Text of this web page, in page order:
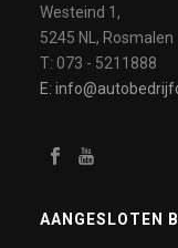
Westeind 1,
5245 NL, Rosmalen
T: 073 - 5211888
E:
AANGESLOTEN